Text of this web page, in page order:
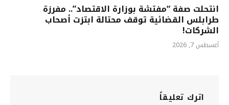
انتحلت صفة “مفتشة بوزارة الاقتصاد”.. مفرزة
طرابلس القضائية توقف محتالة ابتزت أصحاب
الشركات!
أغسطس 7, 2026
اترك تعليقاً